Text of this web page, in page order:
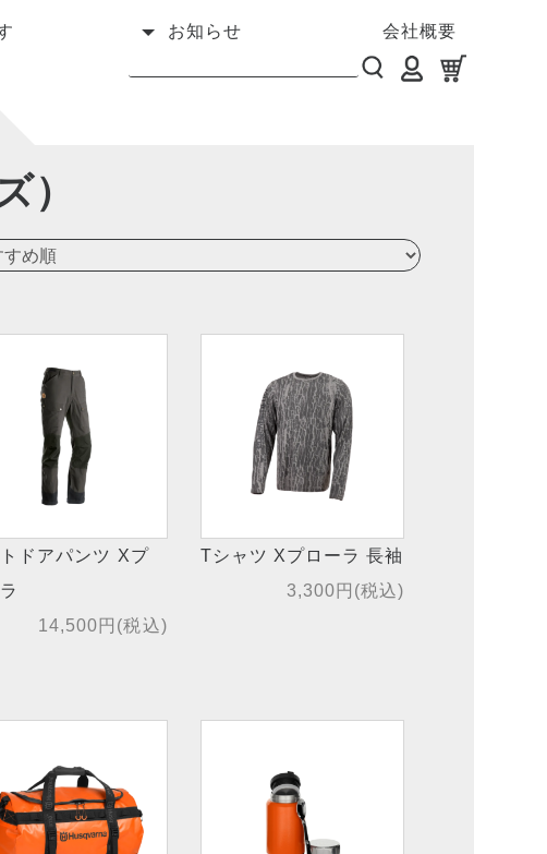
お知らせ 会社概要
）
ドアパンツ Xプ
14,500円(税込)
Tシャツ Xプローラ 長袖
3,300円(税込)